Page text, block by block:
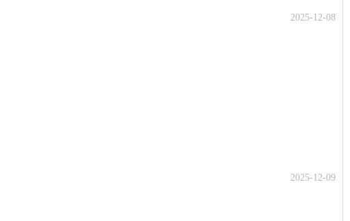
2025-12-08
2025-12-09